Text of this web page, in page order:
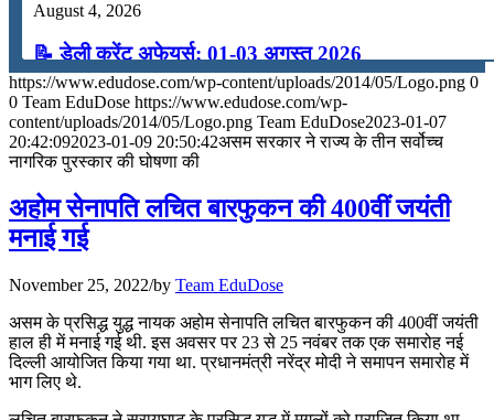
August 4, 2026
📝 डेली करेंट अफेयर्स: 01-03 अगस्त 2026
July 31, 2026
📝 डेली करेंट अफेयर्स: 28-31 जुलाई 2026
📝 डेली करेंट अफेयर्स: 25-27 जुलाई 2026
📝 डेली करेंट अफेयर्स: 22-24 जुलाई 2026
July 22, 2026
📝 डेली करेंट अफेयर्स: 19-21 जुलाई 2026
https://www.edudose.com/wp-content/uploads/2014/05/Logo.png 0
0 Team EduDose https://www.edudose.com/wp-
content/uploads/2014/05/Logo.png Team EduDose2023-01-07
20:42:092023-01-09 20:50:42असम सरकार ने राज्य के तीन सर्वोच्च
नागरिक पुरस्कार की घोषणा की
अहोम सेनापति लचित बारफुकन की 400वीं जयंती
मनाई गई
November 25, 2022/by Team EduDose
असम के प्रसिद्ध युद्ध नायक अहोम सेनापति लचित बारफुकन की 400वीं जयंती
हाल ही में मनाई गई थी. इस अवसर पर 23 से 25 नवंबर तक एक समारोह नई
दिल्ली आयोजित किया गया था. प्रधानमंत्री नरेंद्र मोदी ने समापन समारोह में
भाग लिए थे.